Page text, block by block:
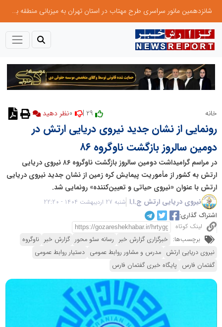
شانزدهمین مانور سراسری طرح مهتاب در استان تهران به میزبانی منطقه برق لواسان
خانه
رونمایی از نشان جدید نیروی دریایی ارتش در
دومین سالروز بازگشت ناوگروه ۸۶
در مراسم گرامیداشت دومین سالروز بازگشت ناوگروه ۸۶ نیروی دریایی
ارتش به کشور از مأموریت پیمایش کره زمین از نشان جدید نیروی دریایی
ارتش با عنوان «نیروی حیاتی و تعیین‌کننده» رونمایی شد.
نیروی دریایی ارتش ج.ا.ا شنبه 27 اردیبهشت 1404 - 22:20
اشتراک گذاری:
لینک کوتاه
برچسب‌ها: خبرگزاری گزارش خبر رسانه سئو محور گزارش خبر ناوگروه
نیروی دریایی ارتش مدرس و مشاور روابط عمومی دستیار روابط عمومی
گفتمان فارس پایگاه خبری گفتمان فارس